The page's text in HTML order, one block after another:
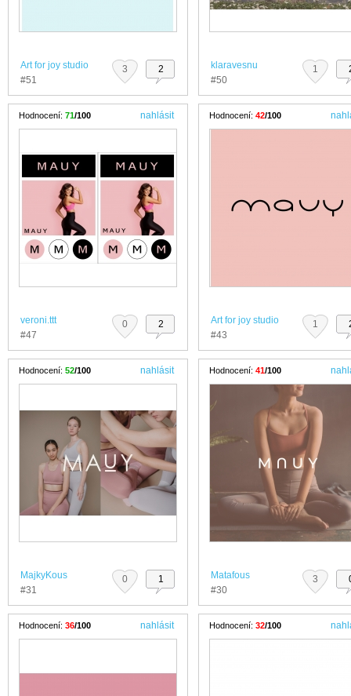
2
3
Art for joy studio
#51
1
klaravesnu
#50
Hodnocení: 71/100 nahlásit
2
0
veroni.ttt
#47
Hodnocení: 42/100
1
Art for joy studio
#43
Hodnocení: 52/100 nahlásit
1
0
MajkyKous
#31
Hodnocení: 41/100
3
Matafous
#30
Hodnocení: 36/100 nahlásit Hodnocení: 32/100